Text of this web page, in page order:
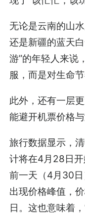
无论是云南的山
还是新疆的蓝天
游”的年轻人来说
服，而是对生命
此外，还有一层
能避开机票价格
旅行数据显示，
计将在4月28日
前一天（4月30日
出现价格峰值，
日。这也意味着